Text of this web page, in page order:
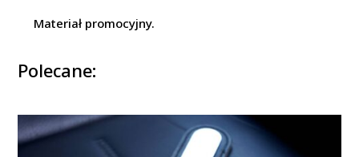
Materiał promocyjny.
Polecane: